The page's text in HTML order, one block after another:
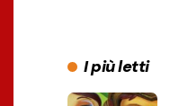
I più letti